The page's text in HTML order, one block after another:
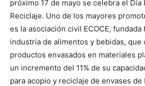
próximo 17 de mayo se celebra el Día
Reciclaje. Uno de los mayores
es la asociación civil ECOCE,
industria de alimentos y bebidas, que
productos envasados en materiales
un incremento del 11% de su
para acopio y reciclaje de envases de